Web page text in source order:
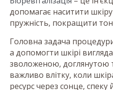
допомагає наситити
пружність, покращити тон
Головна задача
а допомогти шкірі
зволоженою, доглянутою
важливо влітку, коли
ресурс через сонце, спеку